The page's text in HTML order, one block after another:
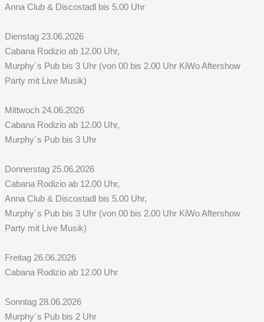
Anna Club & Discostadl bis 5.00 Uhr
Dienstag 23.06.2026
Cabana Rodizio ab 12.00 Uhr,
Murphy´s Pub bis 3 Uhr (von 00 bis 2.00 Uhr KiWo Aftershow
Party mit Live Musik)
Mittwoch 24.06.2026
Cabana Rodizio ab 12.00 Uhr,
Murphy´s Pub bis 3 Uhr
Donnerstag 25.06.2026
Cabana Rodizio ab 12.00 Uhr,
Anna Club & Discostadl bis 5.00 Uhr,
Murphy´s Pub bis 3 Uhr (von 00 bis 2.00 Uhr KiWo Aftershow
Party mit Live Musik)
Freitag 26.06.2026
Cabana Rodizio ab 12.00 Uhr
Sonntag 28.06.2026
Murphy´s Pub bis 2 Uhr